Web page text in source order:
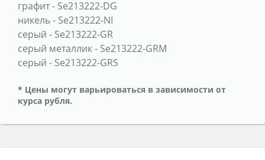
графит- Se213222-DG
никель- Se213222-NI
серый - Se213222-GR
серый металлик- Se213222-GRM
серый - Se213222-GRS
* Цены могут варьироваться в зависимости от
курса рубля.